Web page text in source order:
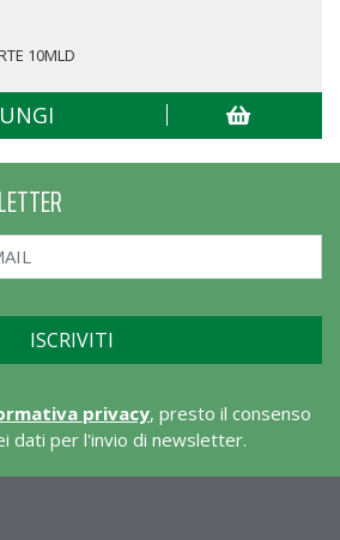
10MLD
privacy, presto il consenso
dati per l'invio di newsletter.